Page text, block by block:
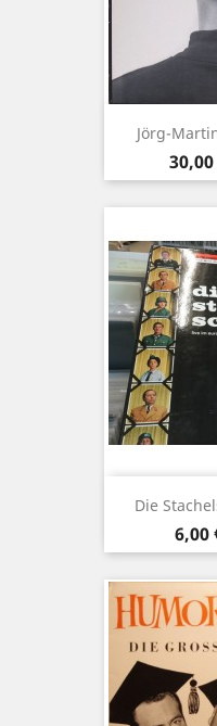
Jörg-
Preis
Die
Preis
6,00